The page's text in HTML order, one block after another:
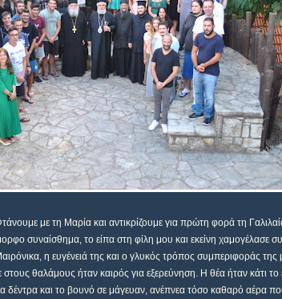
με τη Μαρία και αντικρίζουμε για πρώτη φορά τη
συναίσθημα, το είπα στη φίλη μου και εκείνη χαμογέλασε
η ευγένειά της και ο γλυκός τρόπος συμπεριφοράς
θαλάμους ήταν καιρός για εξερεύνηση. Η θέα ήταν κάτι
και το βουνό σε μάγευαν, ανέπνεα τόσο καθαρό αέρα